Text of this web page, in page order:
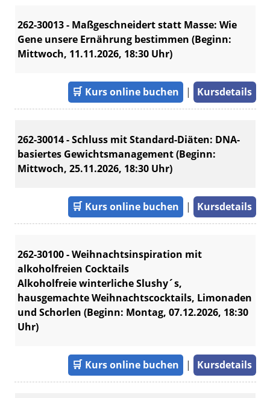
262-30013 - Maßgeschneidert statt Masse: Wie
Gene unsere Ernährung bestimmen (Beginn:
Mittwoch, 11.11.2026, 18:30 Uhr)
🛒 Kurs online buchen | Kursdetails
262-30014 - Schluss mit Standard-Diäten: DNA-
basiertes Gewichtsmanagement (Beginn:
Mittwoch, 25.11.2026, 18:30 Uhr)
🛒 Kurs online buchen | Kursdetails
262-30100 - Weihnachtsinspiration mit
alkoholfreien Cocktails
Alkoholfreie winterliche Slushy´s,
hausgemachte Weihnachtscocktails, Limonaden
und Schorlen (Beginn: Montag, 07.12.2026, 18:30
Uhr)
🛒 Kurs online buchen | Kursdetails